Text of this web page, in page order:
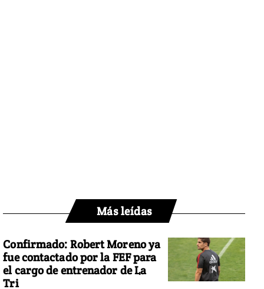
Más leídas
Confirmado: Robert Moreno ya
fue contactado por la FEF para
el cargo de entrenador de La
Tri